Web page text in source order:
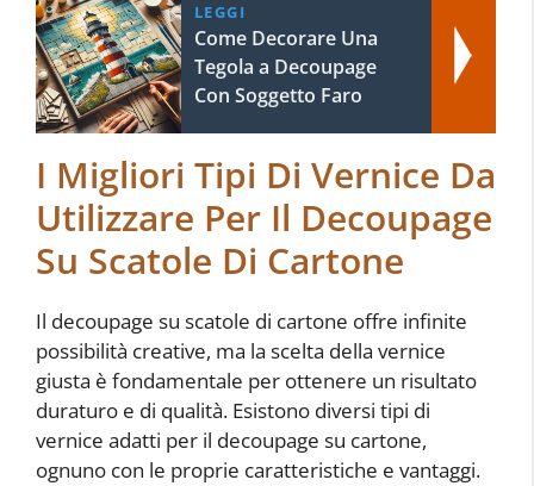
LEGGI
Come Decorare Una
Tegola a Decoupage
Con Soggetto Faro
I Migliori Tipi Di Vernice Da
Utilizzare Per Il Decoupage
Su Scatole Di Cartone
Il decoupage su scatole di cartone offre infinite
possibilità creative, ma la scelta della vernice
giusta è fondamentale per ottenere un risultato
duraturo e di qualità. Esistono diversi tipi di
vernice adatti per il decoupage su cartone,
ognuno con le proprie caratteristiche e vantaggi.